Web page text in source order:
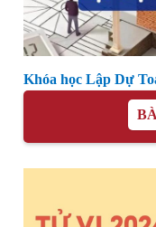
Khóa học Lập Dự